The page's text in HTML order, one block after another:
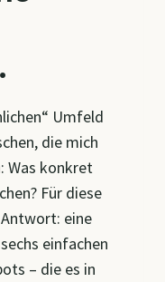
Umfeld
die mich
Was konkret
Für diese
eine
einfachen
– die es in